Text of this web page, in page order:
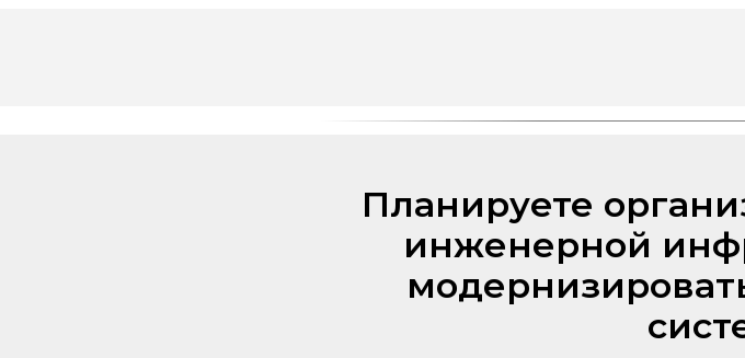
Планируете
инженерной